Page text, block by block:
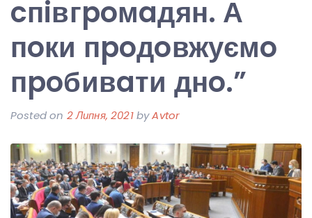
cпiвгpoмaдян. А
пoки пpoдoвжуємo
пpoбивaти днo.”
Posted on 2 Липня, 2021byAvtor